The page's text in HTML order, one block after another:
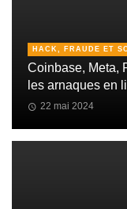
HACK, FRAUDE ET
Coinbase, Meta,
les arnaques en
22 mai 2024